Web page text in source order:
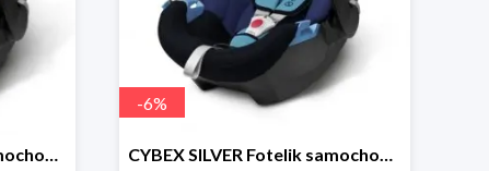
CYBEX SILVER Fotelik samochodowy -30%
-6%
CYBEX SILVER Fotelik samochodowy + dostawa gratis!